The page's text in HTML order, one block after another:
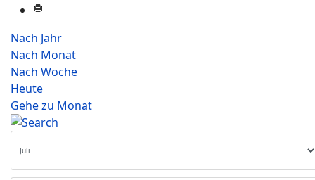
Nach Jahr
Nach Monat
Nach Woche
Heute
Gehe zu Monat